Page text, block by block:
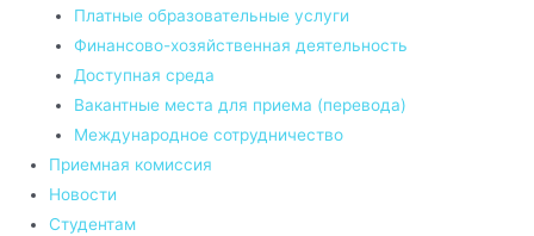
Платные образовательные услуги
Финансово-хозяйственная деятельность
Доступная среда
Вакантные места для приема (перевода)
Международное сотрудничество
Приемная комиссия
Новости
Студентам